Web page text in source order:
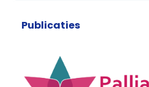
Publicaties